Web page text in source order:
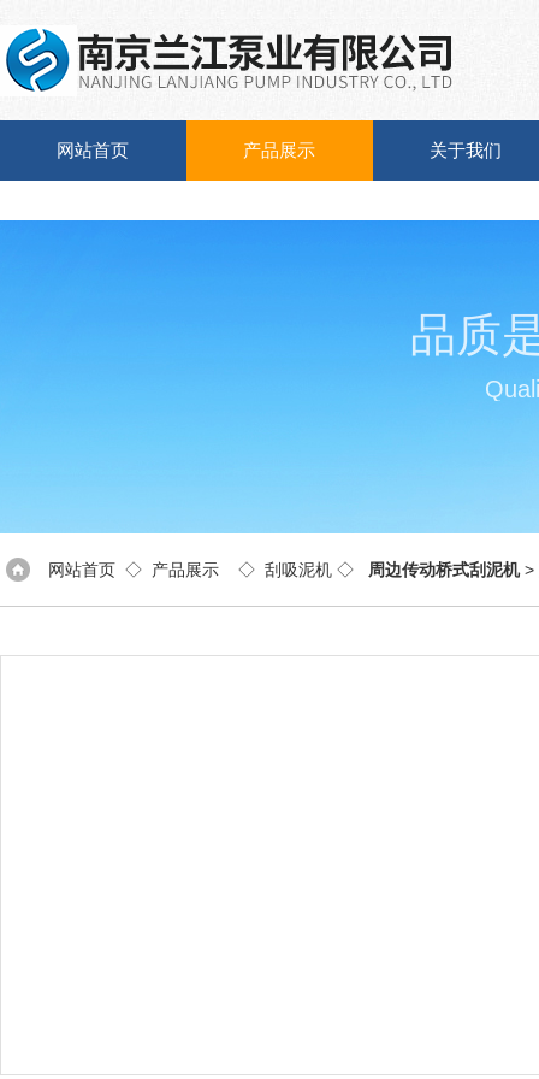
网站首页 产品展示 关于我们
品质
网站首页 ◇ 产品展示 ◇ 刮吸泥机 ◇ 周边传动桥式刮泥机>